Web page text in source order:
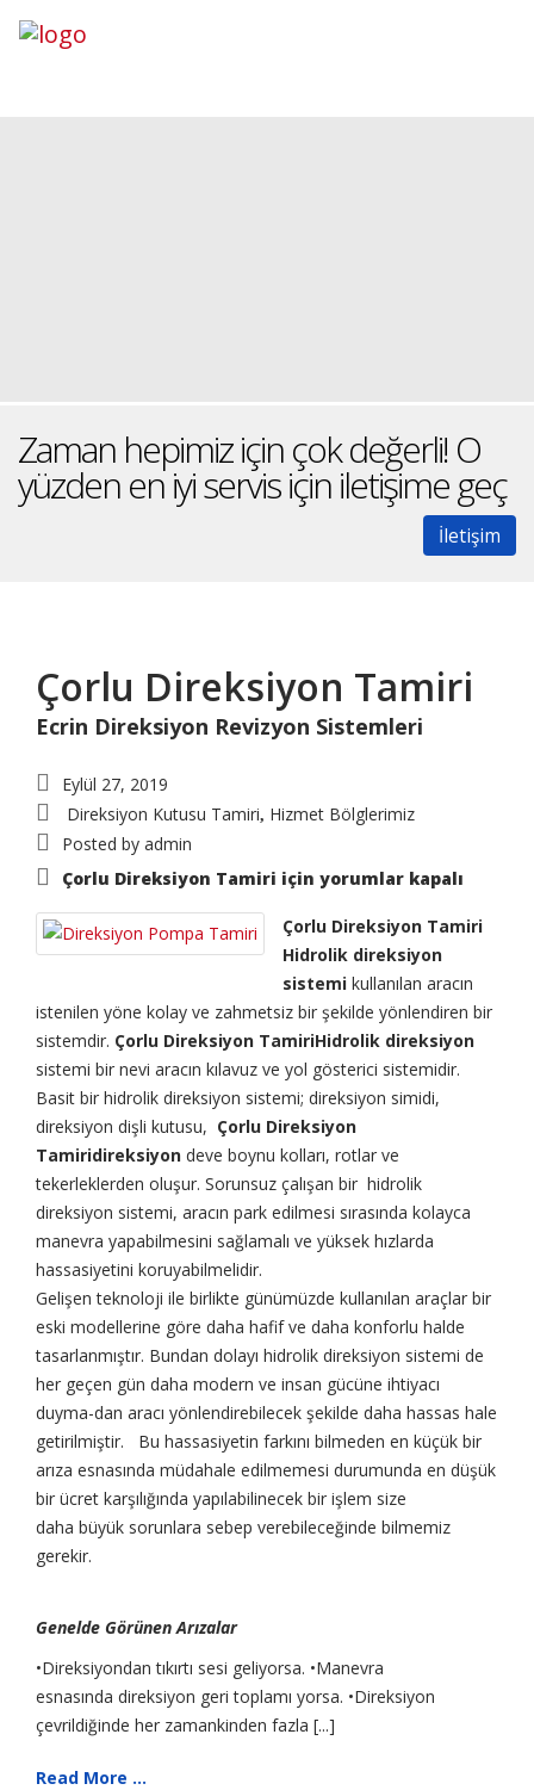
Zaman hepimiz için çok değerli! O
yüzden en iyi servis için iletişime geç
İletişim
Çorlu Direksiyon Tamiri
Ecrin Direksiyon Revizyon Sistemleri
Eylül 27, 2019
Direksiyon Kutusu Tamiri, Hizmet Bölglerimiz
Posted by admin
Çorlu Direksiyon Tamiri için yorumlar kapalı
Çorlu Direksiyon Tamiri
Hidrolik direksiyon
sistemi kullanılan aracın
istenilen yöne kolay ve zahmetsiz bir şekilde yönlendiren bir
sistemdir. Çorlu Direksiyon TamiriHidrolik direksiyon
sistemi bir nevi aracın kılavuz ve yol gösterici sistemidir.
Basit bir hidrolik direksiyon sistemi; direksiyon simidi,
direksiyon dişli kutusu, Çorlu Direksiyon
Tamiridireksiyon deve boynu kolları, rotlar ve
tekerleklerden oluşur. Sorunsuz çalışan bir hidrolik
direksiyon sistemi, aracın park edilmesi sırasında kolayca
manevra yapabilmesini sağlamalı ve yüksek hızlarda
hassasiyetini koruyabilmelidir.
Gelişen teknoloji ile birlikte günümüzde kullanılan araçlar bir
eski modellerine göre daha hafif ve daha konforlu halde
tasarlanmıştır. Bundan dolayı hidrolik direksiyon sistemi de
her geçen gün daha modern ve insan gücüne ihtiyacı
duyma-dan aracı yönlendirebilecek şekilde daha hassas hale
getirilmiştir. Bu hassasiyetin farkını bilmeden en küçük bir
arıza esnasında müdahale edilmemesi durumunda en düşük
bir ücret karşılığında yapılabilinecek bir işlem size
daha büyük sorunlara sebep verebileceğinde bilmemiz
gerekir.
Genelde Görünen Arızalar
•Direksiyondan tıkırtı sesi geliyorsa. •Manevra
esnasında direksiyon geri toplamı yorsa. •Direksiyon
çevrildiğinde her zamankinden fazla [...]
Read More ...